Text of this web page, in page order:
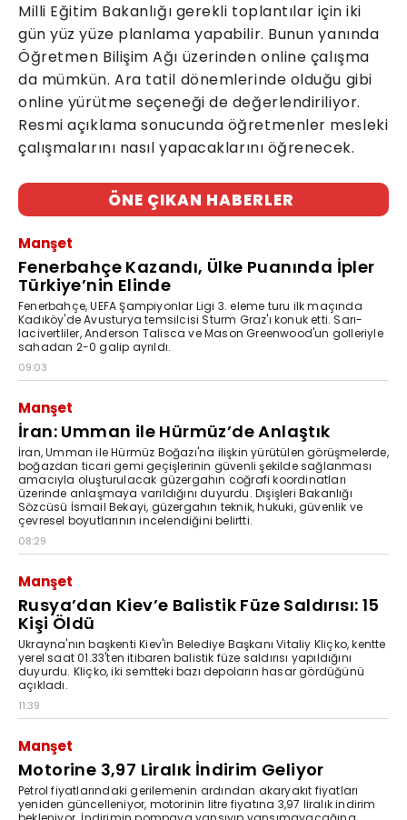
Milli Eğitim Bakanlığı gerekli toplantılar için iki
gün yüz yüze planlama yapabilir. Bunun yanında
Öğretmen Bilişim Ağı üzerinden online çalışma
da mümkün. Ara tatil dönemlerinde olduğu gibi
online yürütme seçeneği de değerlendiriliyor.
Resmi açıklama sonucunda öğretmenler mesleki
çalışmalarını nasıl yapacaklarını öğrenecek.
ÖNE ÇIKAN HABERLER
Manşet
Fenerbahçe Kazandı, Ülke Puanında İpler
Türkiye’nin Elinde
Fenerbahçe, UEFA Şampiyonlar Ligi 3. eleme turu ilk maçında
Kadıköy'de Avusturya temsilcisi Sturm Graz'ı konuk etti. Sarı-
lacivertliler, Anderson Talisca ve Mason Greenwood'un golleriyle
sahadan 2-0 galip ayrıldı.
09:03
Manşet
İran: Umman ile Hürmüz’de Anlaştık
İran, Umman ile Hürmüz Boğazı'na ilişkin yürütülen görüşmelerde,
boğazdan ticari gemi geçişlerinin güvenli şekilde sağlanması
amacıyla oluşturulacak güzergahın coğrafi koordinatları
üzerinde anlaşmaya varıldığını duyurdu. Dışişleri Bakanlığı
Sözcüsü İsmail Bekayi, güzergahın teknik, hukuki, güvenlik ve
çevresel boyutlarının incelendiğini belirtti.
08:29
Manşet
Rusya’dan Kiev’e Balistik Füze Saldırısı: 15
Kişi Öldü
Ukrayna'nın başkenti Kiev'in Belediye Başkanı Vitaliy Kliçko, kentte
yerel saat 01.33'ten itibaren balistik füze saldırısı yapıldığını
duyurdu. Kliçko, iki semtteki bazı depoların hasar gördüğünü
açıkladı.
11:39
Manşet
Motorine 3,97 Liralık İndirim Geliyor
Petrol fiyatlarındaki gerilemenin ardından akaryakıt fiyatları
yeniden güncelleniyor, motorinin litre fiyatına 3,97 liralık indirim